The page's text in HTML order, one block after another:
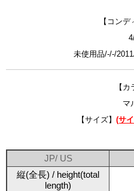
【コンデ
未使用品/-/-/
【カ
マ
【サイズ】 (サ
JP/ US
縦(全長) / height(total
length)